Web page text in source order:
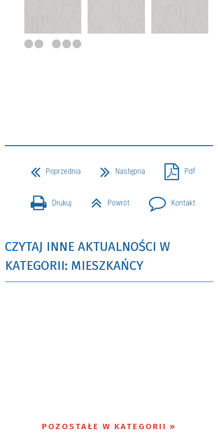
Poprzednia Następna Pdf
Drukuj Powrót Kontakt
CZYTAJ INNE AKTUALNOŚCI W
KATEGORII: MIESZKAŃCY
POZOSTAŁE W KATEGORII